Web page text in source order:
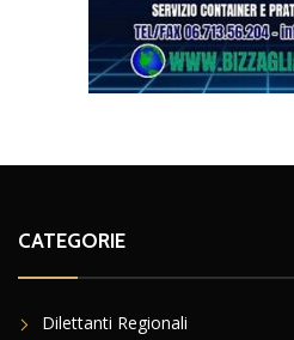
CATEGORIE
Dilettanti Regionali